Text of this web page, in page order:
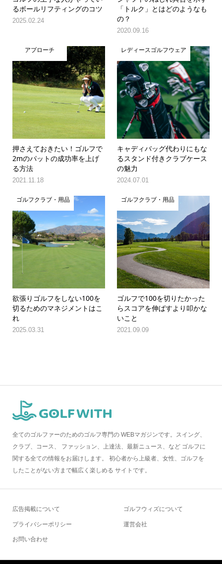
るボールリフティングのコツ
2025.02.24
「トルク」とはどのようなも
の？
2020.09.16
アプローチ
押さえておきたい！ゴルフで
2mのパットの成功率を上げ
る方法
2021.11.18
レディースゴルフウェア
キャディバッグ代わりにもな
るスタンド付きクラブケース
の魅力
2024.07.01
ゴルフクラブ・用品
欲張りゴルフをしない100を
切るためのマネジメントはこ
れ
2025.03.31
ゴルフクラブ・用品
ゴルフで100を切りたかった
らスコアを伸ばすより叩かな
いこと
2021.09.09
全てのゴルファーのためのゴルフ専門の WEBマガジンです。スイング、
クラブ、コース、 ファッション、上達法、最新ニュース、など ゴルフに
関する全ての情報をお届けします。 初心者から上級者、女性、ゴルフを
したことがない方まで幅広く楽しめる サイトです。
広告掲載について
プライバシーポリシー
お問い合わせ
ゴルフウィズについて
運営会社